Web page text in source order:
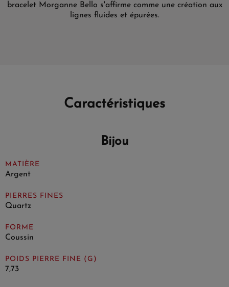
bracelet Morganne Bello s'affirme comme une création aux
lignes fluides et épurées.
Caractéristiques
Bijou
MATIÈRE
Argent
PIERRES FINES
Quartz
FORME
Coussin
POIDS PIERRE FINE (G)
7,73